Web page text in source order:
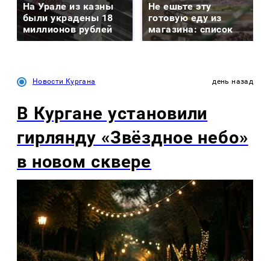
На Урале из казны
были украдены 18
миллионов рублей
Не ешьте эту
готовую еду из
магазина: список
Новости Кургана день назад
В Кургане установили
гирлянду «Звёздное небо»
в новом сквере